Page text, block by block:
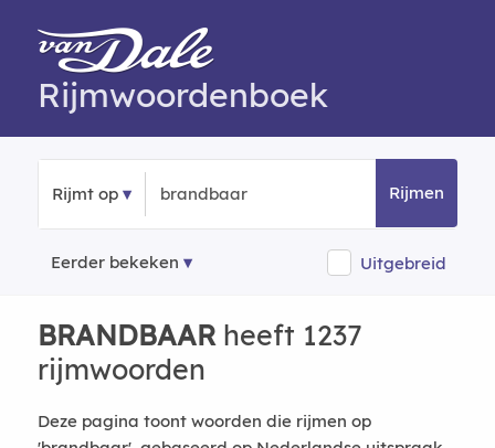
Rijmwoordenboek
Rijmt op Rijmen
Eerder bekeken Uitgebreid
BRANDBAARheeft 1237
rijmwoorden
Deze pagina toont woorden die rijmen op